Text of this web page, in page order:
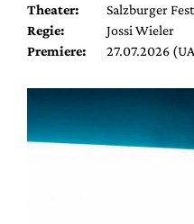
Theater:
Salzburger
Regie:
Jossi Wieler
Premiere:
27.07.2026